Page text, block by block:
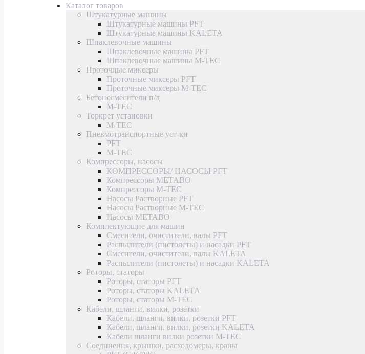
Каталог товаров
Штукатурные машины
Штукатурные машины PFT
Штукатурные машины KALETA
Шпаклевочные машины
Шпаклевочные машины PFT
Шпаклевочные машины M-TEC
Проточные миксеры
Проточные миксеры PFT
Проточные миксеры M-TEC
Бетоносмесители п/д
M-TEC
Торкрет установки
M-TEC
Пневмотранспортные уст-ки
PFT
M-TEC
Компрессоры, насосы
КОМПРЕССОРЫ/ НАСОСЫ PFT
Компрессоры METABO
Компрессоры M-TEC
Насосы Растворные PFT
Насосы Растворные M-TEC
Насосы METABO
Комплектующие для машин
Смесители, очистители, валы PFT
Распылители (пистолеты) и насадки PFT
Смесители, очистители, валы KALETA
Распылители (пистолеты) и насадки KALETA
Роторы, статоры
Роторы, статоры PFT
Роторы, статоры KALETA
Роторы, статоры M-TEC
Кабели, шланги, вилки, розетки
Кабели, шланги, вилки, розетки PFT
Кабели, шланги, вилки, розетки KALETA
Кабели шланги вилки розетки M-TEC
Соединения, крышки, расходомеры, краны